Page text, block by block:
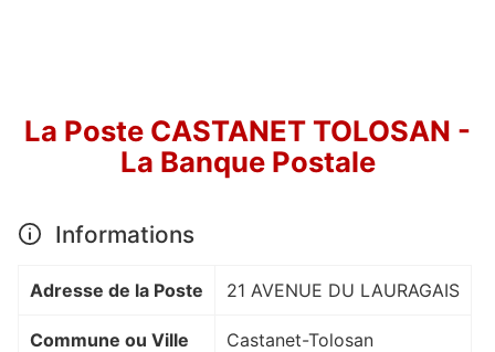
La Poste CASTANET TOLOSAN -
La Banque Postale
Informations
Adresse de la Poste 21 AVENUE DU LAURAGAIS
Commune ou Ville Castanet-Tolosan